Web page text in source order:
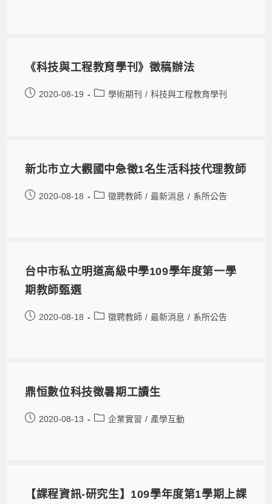
《科技與工程教育學刊》徵稿辦法
2020-08-19 學術期刊 / 科技與工程教育學刊
新北市立大觀國中急徵1名生活科技代理教師
2020-08-18 徵聘教師 / 最新消息 / 系所公告
台中市私立明道高級中學109學年度第一學
期教師甄選
2020-08-18 徵聘教師 / 最新消息 / 系所公告
鼎恒數位科技徵暑期工讀生
2020-08-13 企業實習 / 產學互動
【課程資訊-研究生】109學年度第1學期上課